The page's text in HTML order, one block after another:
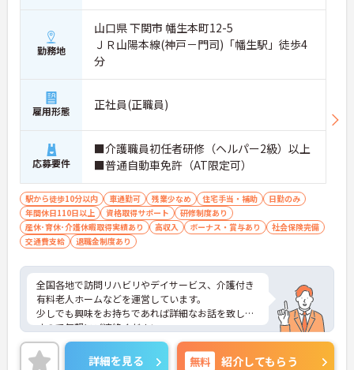
勤務地
山口県 下関市 幡生本町12-5
ＪＲ山陽本線(神戸－門司)「幡生駅」徒歩4
分
雇用形態 正社員(正職員)
応募要件
■介護職員初任者研修（ヘルパー2級）以上
■普通自動車免許（AT限定可）
駅から徒歩10分以内 車通勤可 残業少なめ 住宅手当・補助
日勤のみ
年間休日110日以上
資格取得サポート
研修制度あり
産休･育休･介護休暇取得実績あり
高収入 ボーナス・賞与あり
社会保険完備
交通費支給
退職金制度あり
全国各地で訪問リハビリやデイサービス、介護付き
有料老人ホームなどを運営しています。
少しでも興味をお持ちであれば詳細なお話を致しま
すので気軽にご連絡ください。
詳細を見る 無料 紹介してもらう